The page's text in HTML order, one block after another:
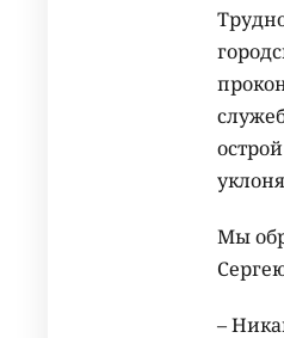
Мы
–